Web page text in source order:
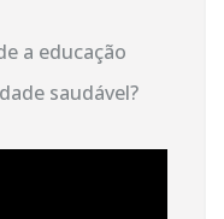
a educação
saudável?